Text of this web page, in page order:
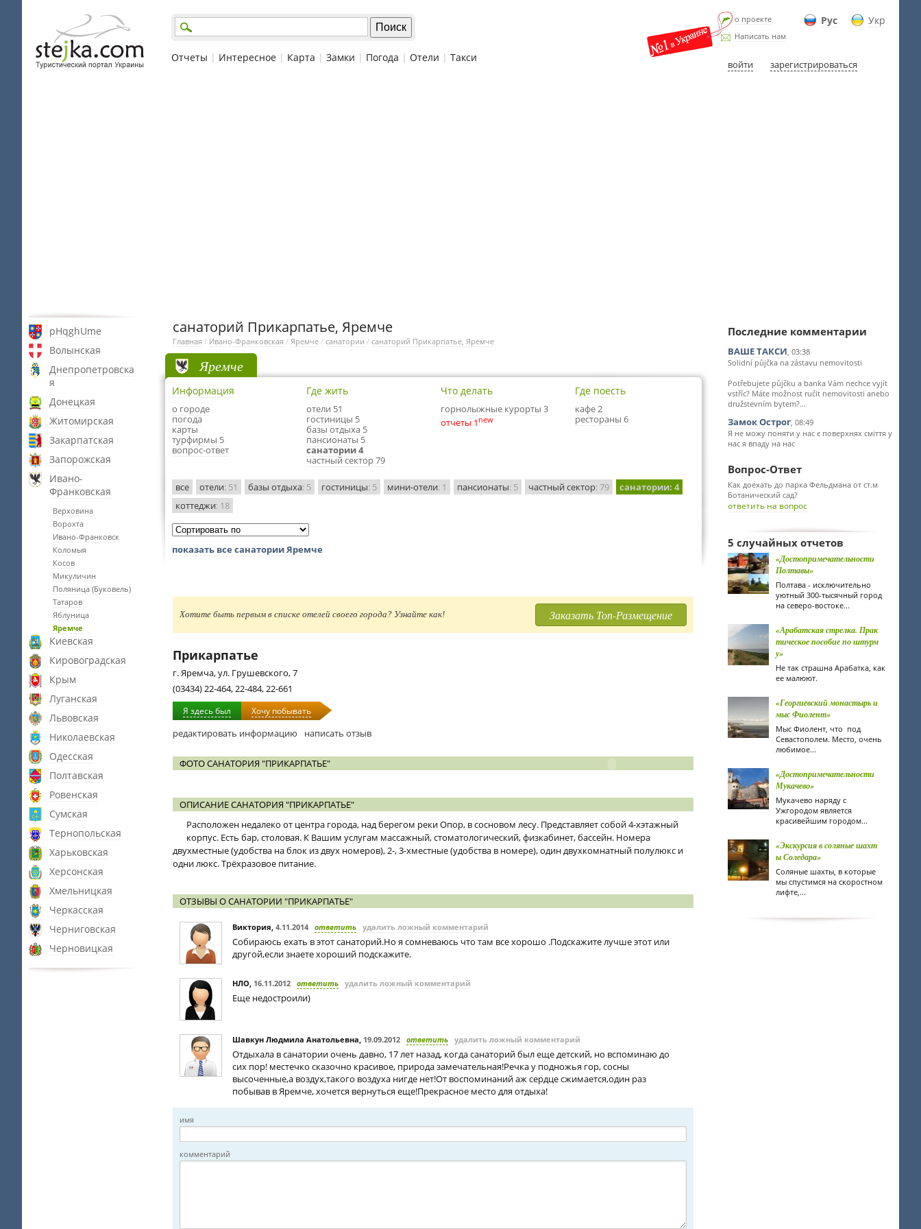
Рус Укр
о проекте
Написать нам
войти зарегистрироваться
Отчеты | Интересное | Карта | Замки | Погода | Отели | Такси
pHqghUme
Волынская
Днепропетровска
я
Донецкая
Житомирская
Закарпатская
Запорожская
Ивано-
Франковская
Верховина
Ворохта
Ивано-Франковск
Коломыя
Косов
Микуличин
Поляница (Буковель)
Татаров
Яблуница
Яремче
Киевская
Кировоградская
Крым
Луганская
Львовская
Николаевская
Одесская
Полтавская
Ровенская
Сумская
Тернопольская
Харьковская
Херсонская
Хмельницкая
Черкасская
Черниговская
Черновицкая
санаторий Прикарпатье, Яремче
Главная / Ивано-Франковская / Яремче / санатории / санаторий Прикарпатье, Яремче
Яремче
Информация
о городе
погода
карты
турфирмы 5
вопрос-ответ
Где жить
отели 51
гостиницы 5
базы отдыха 5
пансионаты 5
санатории 4
частный сектор 79
Что делать
горнолыжные курорты 3
отчеты 1 new
Где поесть
кафе 2
рестораны 6
все отели: 51 базы отдыха: 5 гостиницы: 5 мини-отели: 1 пансионаты: 5 частный сектор: 79 санатории: 4
коттеджи: 18
показать все санатории Яремче
Хотите быть первым в списке отелей своего города? Узнайте как! Заказать Топ-Размещение
Прикарпатье
г. Яремча, ул. Грушевского, 7
(03434) 22-464, 22-484, 22-661
Я здесь был Хочу побывать
редактировать информацию написать отзыв
ФОТО САНАТОРИЯ "ПРИКАРПАТЬЕ"
ОПИСАНИЕ САНАТОРИЯ "ПРИКАРПАТЬЕ"
Расположен недалеко от центра города, над берегом реки Опор, в сосновом лесу. Представляет собой 4-хэтажный
корпус. Есть бар, столовая. К Вашим услугам массажный, стоматологический, физкабинет, бассейн. Номера
двухместные (удобства на блок из двух номеров), 2-, 3-хместные (удобства в номере), один двухкомнатный полулюкс и
одни люкс. Трёхразовое питание.
ОТЗЫВЫ О САНАТОРИИ "ПРИКАРПАТЬЕ"
Виктория, 4.11.2014 ответить удалить ложный комментарий
Собираюсь ехать в этот санаторий.Но я сомневаюсь что там все хорошо .Подскажите лучше этот или
другой,если знаете хороший подскажите.
НЛО, 16.11.2012 ответить удалить ложный комментарий
Еще недостроили)
Шавкун Людмила Анатольевна, 19.09.2012 ответить удалить ложный комментарий
Отдыхала в санатории очень давно, 17 лет назад, когда санаторий был еще детский, но вспоминаю до
сих пор! местечко сказочно красивое, природа замечательная!Речка у подножья гор, сосны
высоченные,а воздух,такого воздуха нигде нет!От воспоминаний аж сердце сжимается,один раз
побывав в Яремче, хочется вернуться еще!Прекрасное место для отдыха!
имя
комментарий
Последние комментарии
ВАШЕ ТАКСИ, 03:38
Solidní půjčka na zástavu nemovitosti
Potřebujete půjčku a banka Vám nechce vyjít
vstříc? Máte možnost ručit nemovitosti anebo
družstevním bytem?...
Замок Острог, 08:49
Я не можу поняти у нас є поверхнях сміття у
нас я впаду на нас
Вопрос-Ответ
Как доехать до парка Фельдмана от ст.м
Ботанический сад?
ответить на вопрос
5 случайных отчетов
«Достопримечательности
Полтавы»
Полтава - исключительно
уютный 300-тысячный город
на северо-востоке...
«Арабатская стрелка. Прак
тическое пособие по штурм
у»
Не так страшна Арабатка, как
ее малюют.
«Георгиевский монастырь и
мыс Фиолент»
Мыс Фиолент, что под
Севастополем. Место, очень
любимое...
«Достопримечательности
Мукачево»
Мукачево наряду с
Ужгородом является
красивейшим городом...
«Экскурсия в соляные шахт
ы Соледара»
Соляные шахты, в которые
мы спустимся на скоростном
лифте,...